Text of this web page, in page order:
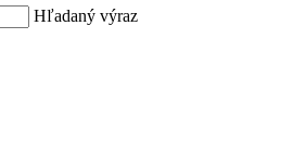
Hľadaný výraz